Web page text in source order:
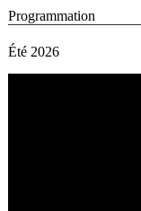
Programmation
Été 2026